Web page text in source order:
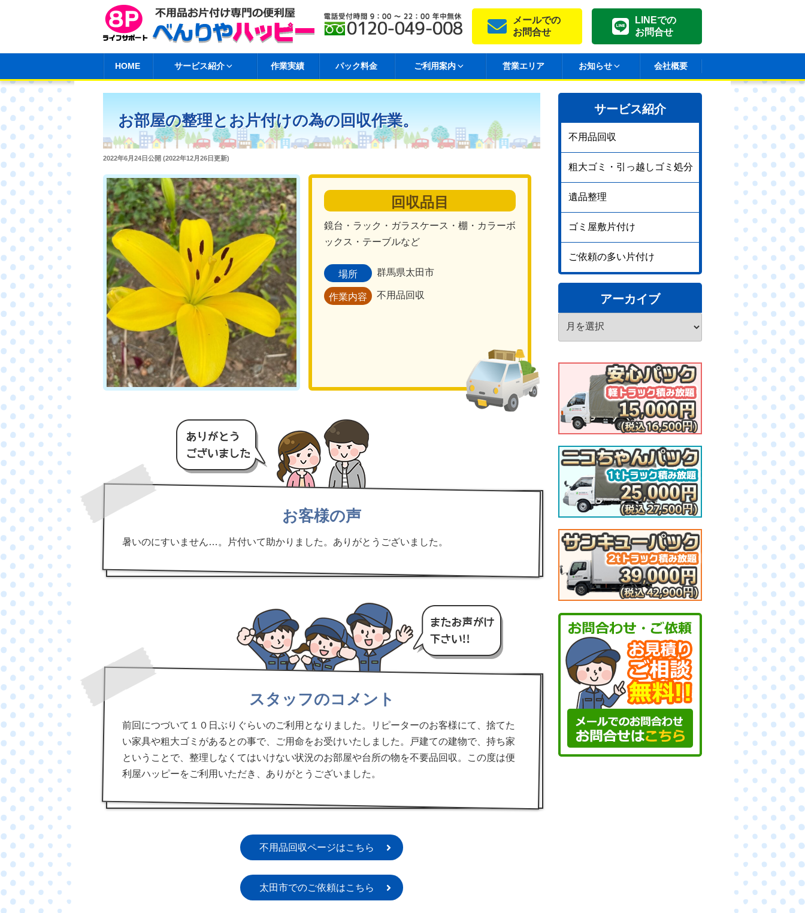
ン
へ
ス
メールでの
お問合せ
LINEでの
お問合せ
HOME サービス紹介 作業実績 パック料金 ご利用案内 営業エリア お知らせ 会社概要
お部屋の整理とお片付けの為の回収作業。
投
日:
2022年6月24日公開 (2022年12月26日更新)
回収品目
鏡台・ラック・ガラスケース・棚・カラーボ
ックス・テーブルなど
場所 群馬県太田市
作業内容 不用品回収
お客様の声
暑いのにすいません…。片付いて助かりました。ありがとうございました。
スタッフのコメント
前回につづいて１０日ぶりぐらいのご利用となりました。リピーターのお客様にて、捨てた
い家具や粗大ゴミがあるとの事で、ご用命をお受けいたしました。戸建ての建物で、持ち家
ということで、整理しなくてはいけない状況のお部屋や台所の物を不要品回収。この度は便
利屋ハッピーをご利用いただき、ありがとうございました。
不用品回収ページはこちら
太田市でのご依頼はこちら
サービス紹介
不用品回収
粗大ゴミ・引っ越しゴミ処分
遺品整理
ゴミ屋敷片付け
ご依頼の多い片付け
アーカイブ